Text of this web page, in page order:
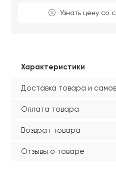
Узнать цену со
Характеристики
Доставка товара и
Оплата товара
Возврат товара
Отзывы о товаре